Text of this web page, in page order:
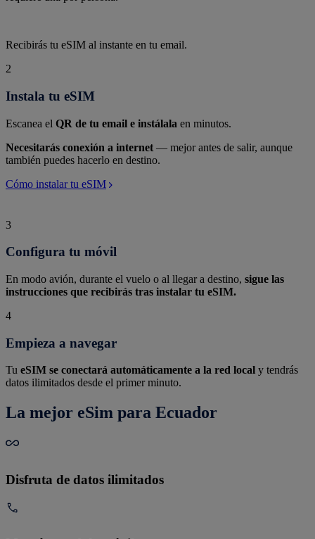
Recibirás tu eSIM al instante en tu email.
2
Instala tu eSIM
Escanea el QR de tu email e instálala en minutos.
Necesitarás conexión a internet — mejor antes de salir, aunque
también puedes hacerlo en destino.
Cómo instalar tu eSIM
3
Configura tu móvil
En modo avión, durante el vuelo o al llegar a destino, sigue las
instrucciones que recibirás tras instalar tu eSIM.
4
Empieza a navegar
Tu eSIM se conectará automáticamente a la red local y tendrás
datos ilimitados desde el primer minuto.
La mejor eSim para Ecuador
Disfruta de datos ilimitados